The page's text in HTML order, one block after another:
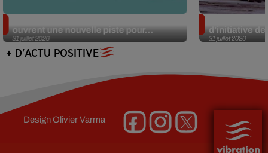
31 juillet 2026
ouvrent une nouvelle piste pour...
31 juillet 2026
d’initiative
+ D'ACTU POSITIVE
DesignOlivier Varma